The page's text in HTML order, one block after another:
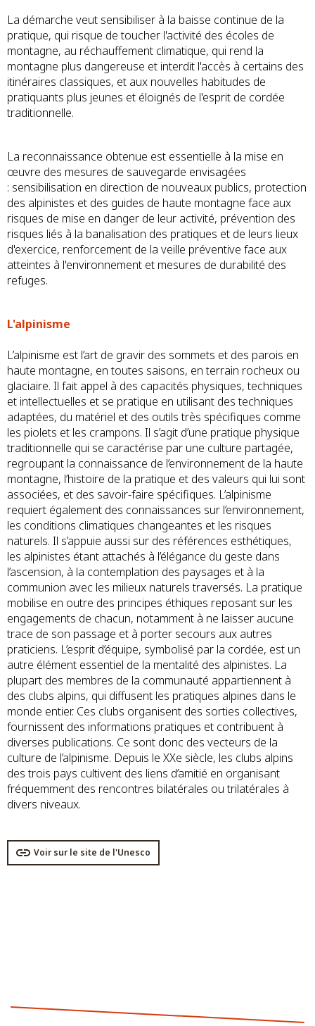
La démarche veut sensibiliser à la baisse continue de la
pratique, qui risque de toucher l'activité des écoles de
montagne, au réchauffement climatique, qui rend la
montagne plus dangereuse et interdit l'accès à certains des
itinéraires classiques, et aux nouvelles habitudes de
pratiquants plus jeunes et éloignés de l'esprit de cordée
traditionnelle.
La reconnaissance obtenue est essentielle à la mise en
œuvre des mesures de sauvegarde envisagées
: sensibilisation en direction de nouveaux publics, protection
des alpinistes et des guides de haute montagne face aux
risques de mise en danger de leur activité, prévention des
risques liés à la banalisation des pratiques et de leurs lieux
d'exercice, renforcement de la veille préventive face aux
atteintes à l'environnement et mesures de durabilité des
refuges.
L'alpinisme
L’alpinisme est l’art de gravir des sommets et des parois en
haute montagne, en toutes saisons, en terrain rocheux ou
glaciaire. Il fait appel à des capacités physiques, techniques
et intellectuelles et se pratique en utilisant des techniques
adaptées, du matériel et des outils très spécifiques comme
les piolets et les crampons. Il s’agit d’une pratique physique
traditionnelle qui se caractérise par une culture partagée,
regroupant la connaissance de l’environnement de la haute
montagne, l’histoire de la pratique et des valeurs qui lui sont
associées, et des savoir-faire spécifiques. L’alpinisme
requiert également des connaissances sur l’environnement,
les conditions climatiques changeantes et les risques
naturels. Il s’appuie aussi sur des références esthétiques,
les alpinistes étant attachés à l’élégance du geste dans
l’ascension, à la contemplation des paysages et à la
communion avec les milieux naturels traversés. La pratique
mobilise en outre des principes éthiques reposant sur les
engagements de chacun, notamment à ne laisser aucune
trace de son passage et à porter secours aux autres
praticiens. L’esprit d’équipe, symbolisé par la cordée, est un
autre élément essentiel de la mentalité des alpinistes. La
plupart des membres de la communauté appartiennent à
des clubs alpins, qui diffusent les pratiques alpines dans le
monde entier. Ces clubs organisent des sorties collectives,
fournissent des informations pratiques et contribuent à
diverses publications. Ce sont donc des vecteurs de la
culture de l’alpinisme. Depuis le XXe siècle, les clubs alpins
des trois pays cultivent des liens d’amitié en organisant
fréquemment des rencontres bilatérales ou trilatérales à
divers niveaux.
Voir sur le site de l'Unesco